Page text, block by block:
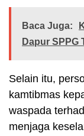
Baca Juga:
Dapur SPPG
Selain itu,
kamtibmas
waspada
menjaga